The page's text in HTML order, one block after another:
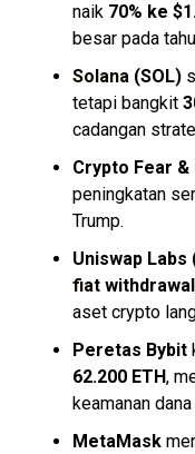
naik 70% ke
besar pada
Solana (SOL)
tetapi bangkit
cadangan
Crypto Fear &
peningkatan
Trump.
Uniswap Labs
fiat withdrawal
aset crypto
Peretas Bybit
62.200 ETH,
keamanan
MetaMask